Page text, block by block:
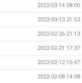
2022-03-14 08:00
2022-03-13 21:53
2022-02-26 21:13
2022-02-21 17:37
2022-02-12 16:47
2022-02-08 14:08